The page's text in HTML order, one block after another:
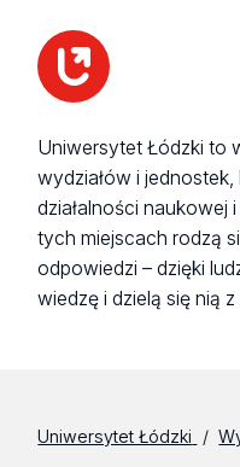
Uniwersytet Łódzki to
wydziałów i
działalności naukowej
tych miejscach rodzą
odpowiedzi – dzięki
wiedzę i dzielą się nią z
Uniwersytet Łódzki